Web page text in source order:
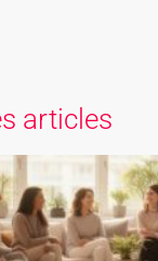
articles